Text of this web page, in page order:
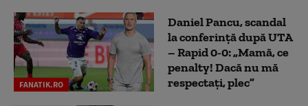
FANATIK.RO
Daniel Pancu, scandal
la conferință după UTA
– Rapid 0-0: „Mamă, ce
penalty! Dacă nu mă
respectați, plec”